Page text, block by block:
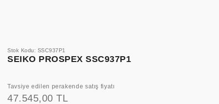
Stok Kodu: SSC937P1
SEIKO PROSPEX SSC937P1
Tavsiye edilen perakende satış fiyatı
47.545,00 TL